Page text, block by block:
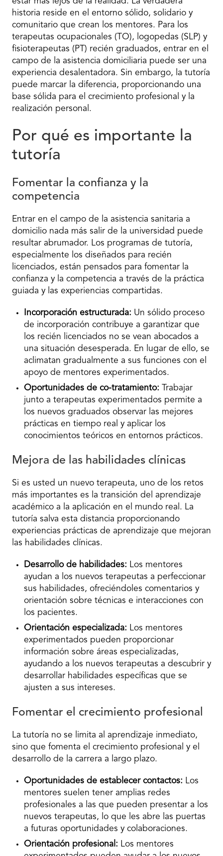
historia reside en el entorno sólido, solidario y
comunitario que crean los mentores. Para los
terapeutas ocupacionales (TO), logopedas (SLP) y
fisioterapeutas (PT) recién graduados, entrar en el
campo de la asistencia domiciliaria puede ser una
experiencia desalentadora. Sin embargo, la tutoría
puede marcar la diferencia, proporcionando una
base sólida para el crecimiento profesional y la
realización personal.
Por qué es importante la
tutoría
Fomentar la confianza y la
competencia
Entrar en el campo de la asistencia sanitaria a
domicilio nada más salir de la universidad puede
resultar abrumador. Los programas de tutoría,
especialmente los diseñados para recién
licenciados, están pensados para fomentar la
confianza y la competencia a través de la práctica
guiada y las experiencias compartidas.
Incorporación estructurada: Un sólido proceso
de incorporación contribuye a garantizar que
los recién licenciados no se vean abocados a
una situación desesperada. En lugar de ello, se
aclimatan gradualmente a sus funciones con el
apoyo de mentores experimentados.
Oportunidades de co-tratamiento:
Trabajar
junto a terapeutas experimentados permite a
los nuevos graduados observar las mejores
prácticas en tiempo real y aplicar los
conocimientos teóricos en entornos prácticos.
Mejora de las habilidades clínicas
Si es usted un nuevo terapeuta, uno de los retos
más importantes es la transición del aprendizaje
académico a la aplicación en el mundo real. La
tutoría salva esta distancia proporcionando
experiencias prácticas de aprendizaje que mejoran
las habilidades clínicas.
Desarrollo de habilidades: Los mentores
ayudan a los nuevos terapeutas a perfeccionar
sus habilidades, ofreciéndoles comentarios y
orientación sobre técnicas e interacciones con
los pacientes.
Orientación especializada: Los mentores
experimentados pueden proporcionar
información sobre áreas especializadas,
ayudando a los nuevos terapeutas a descubrir y
desarrollar habilidades específicas que se
ajusten a sus intereses.
Fomentar el crecimiento profesional
La tutoría no se limita al aprendizaje inmediato,
sino que fomenta el crecimiento profesional y el
desarrollo de la carrera a largo plazo.
Oportunidades de establecer contactos: Los
mentores suelen tener amplias redes
profesionales a las que pueden presentar a los
nuevos terapeutas, lo que les abre las puertas
a futuras oportunidades y colaboraciones.
Orientación profesional: Los mentores